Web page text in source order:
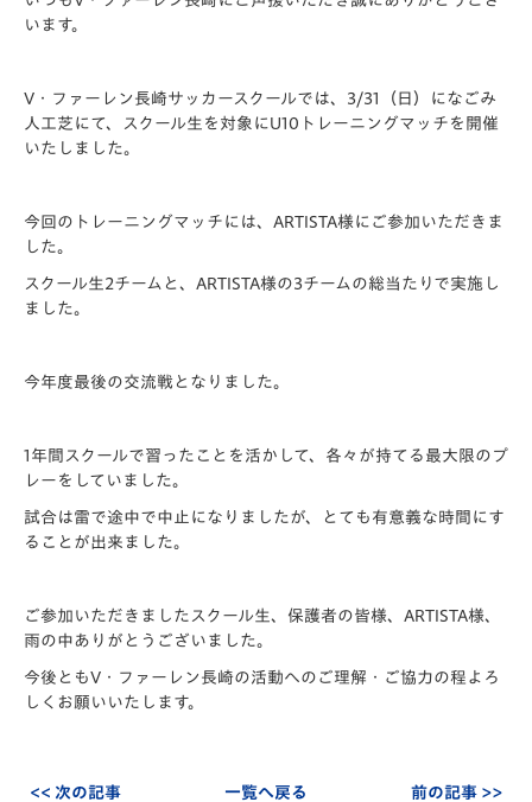
います。
V・ファーレン長崎サッカースクールでは、3/31（日）になごみ
人工芝にて、スクール生を対象にU10トレーニングマッチを開催
いたしました。
今回のトレーニングマッチには、ARTISTA様にご参加いただきま
した。
スクール生2チームと、ARTISTA様の3チームの総当たりで実施し
ました。
今年度最後の交流戦となりました。
1年間スクールで習ったことを活かして、各々が持てる最大限のプ
レーをしていました。
試合は雷で途中で中止になりましたが、とても有意義な時間にす
ることが出来ました。
ご参加いただきましたスクール生、保護者の皆様、ARTISTA様、
雨の中ありがとうございました。
今後ともV・ファーレン長崎の活動へのご理解・ご協力の程よろ
しくお願いいたします。
<< 次の記事 一覧へ戻る 前の記事 >>